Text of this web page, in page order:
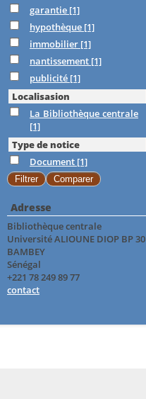
garantie [1]
hypothèque [1]
immobilier [1]
nantissement [1]
publicité [1]
Localisasion
La Bibliothèque centrale
[1]
Type de notice
Document [1]
Adresse
Bibliothèque centrale
Université ALIOUNE DIOP BP 30
BAMBEY
Sénégal
+221 78 249 89 77
contact